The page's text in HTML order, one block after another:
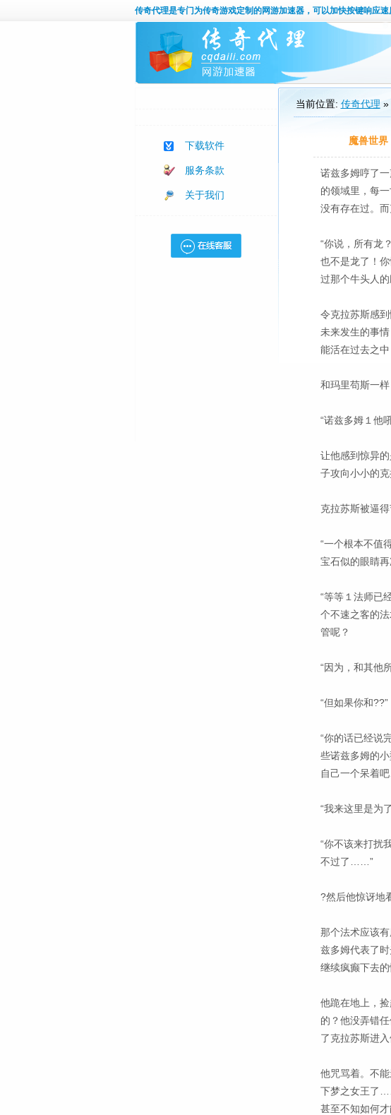
传奇代理是专门为传奇游戏定制的网游加速器，可以加快按键响应
下载软件
服务条款
关于我们
当前位置: 传奇代理 »
魔兽世
诺兹多姆哼了
的领域里，每
没有存在过。
“你说，所有龙
也不是龙了！
过那个牛头人
令克拉苏斯感
未来发生的事
能活在过去之中
和玛里苟斯一
“诺兹多姆１他
让他感到惊异
子攻向小小的克
克拉苏斯被逼
“一个根本不值
宝石似的眼睛再
“等等１法师已
个不速之客的
管呢？
“因为，和其他
“但如果你和??”
“你的话已经说
些诺兹多姆的
自己一个呆着
“我来这里是为
“你不该来打扰
不过了……”
?然后他惊讶地
那个法术应该
兹多姆代表了
继续疯癫下去
他跪在地上，
的？他没弄错
了克拉苏斯进入
他咒骂着。不
下梦之女王了
甚至不知如何